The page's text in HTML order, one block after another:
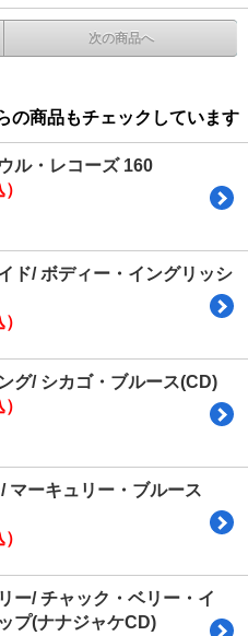
次の商品へ
の商品もチェックしています
ル・レコーズ 160
ド/ ボディー・イングリッシ
グ/ シカゴ・ブルース(CD)
マーキュリー・ブルース
ー/ チャック・ベリー・イ
プ(ナナジャケCD)